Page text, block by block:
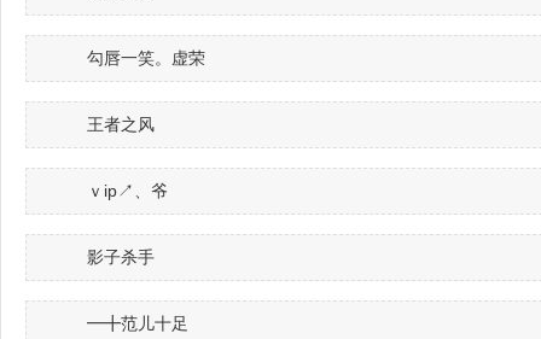
勾唇一笑。虚荣
王者之风
ｖip↗、爷
影子杀手
━╋范儿十足